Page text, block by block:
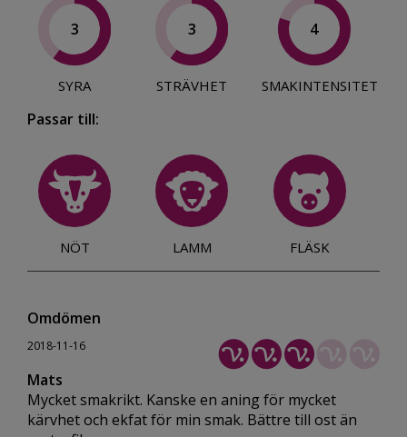
3
SYRA
3
STRÄVHET
4
SMAKINTENSITET
Passar till:
NÖT LAMM FLÄSK
Omdömen
2018-11-16
Mats
Mycket smakrikt. Kanske en aning för mycket
kärvhet och ekfat för min smak. Bättre till ost än